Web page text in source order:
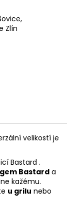
Zlín
velikostí je
Bastard .
Bastard a
kažému.
u grilu nebo